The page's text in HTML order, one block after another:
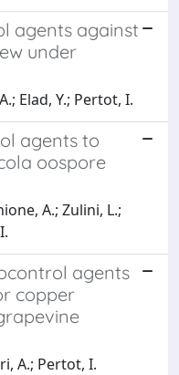
agents against
under
Elad, Y.; Pertot, I.
agents to
oospore
A.; Zulini, L.;
agents
copper
A.; Pertot, I.